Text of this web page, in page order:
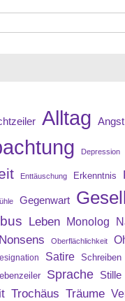
Alltag Angst
Depression
Enttäuschung Erkenntnis
Gegenwart
Leben Monolog
Nonsens Oberflächlichkeit
Satire Schreiben
Sprache Stille
Trochäus Träume